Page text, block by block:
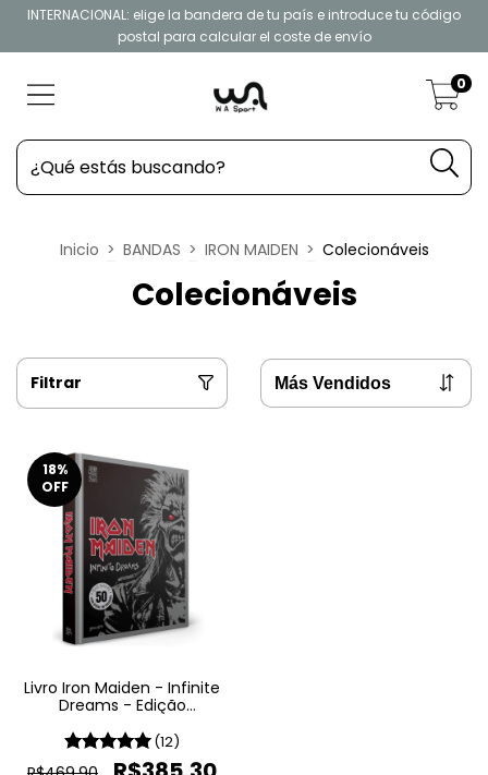
INTERNACIONAL: elige la bandera de tu país e introduce tu código
postal para calcular el coste de envío
0
Inicio > BANDAS > IRON MAIDEN > Colecionáveis
Colecionáveis
Filtrar
18%
OFF
Livro Iron Maiden - Infinite
Dreams - Edição
(12)